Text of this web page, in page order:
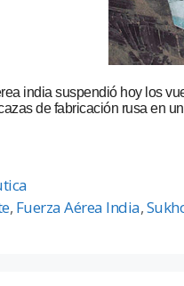
india suspendió hoy los
de fabricación rusa en
, Fuerza Aérea India,